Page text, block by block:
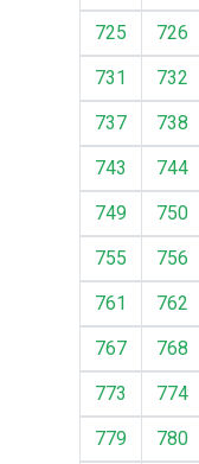
725
726
731
732
737
738
743
744
749
750
755
756
761
762
767
768
773
774
779
780